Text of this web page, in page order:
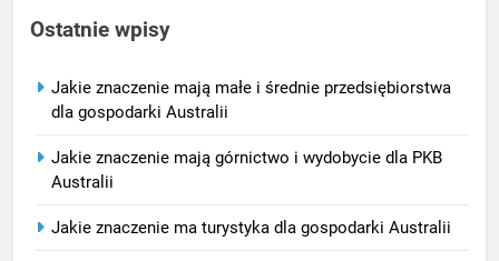
Ostatnie wpisy
Jakie znaczenie mają małe i średnie przedsiębiorstwa
dla gospodarki Australii
Jakie znaczenie mają górnictwo i wydobycie dla PKB
Australii
Jakie znaczenie ma turystyka dla gospodarki Australii